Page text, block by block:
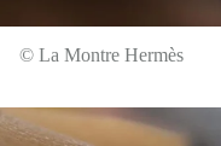
© La Montre Hermès